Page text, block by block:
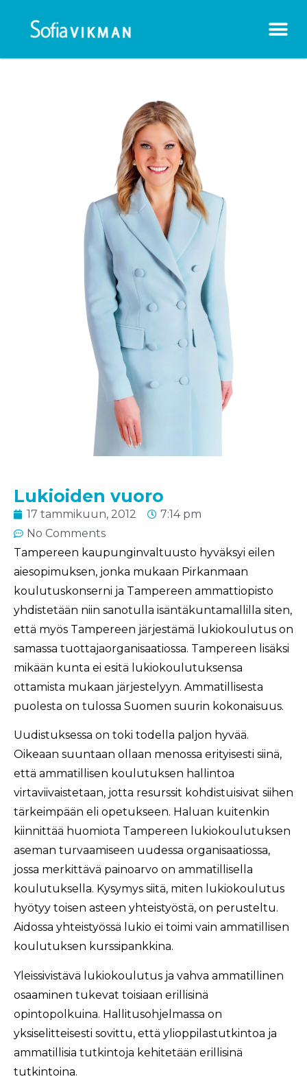
Lukioiden vuoro
17 tammikuun, 2012
7:14 pm
No Comments
Tampereen kaupunginvaltuusto hyväksyi eilen
aiesopimuksen, jonka mukaan Pirkanmaan
koulutuskonserni ja Tampereen ammattiopisto
yhdistetään niin sanotulla isäntäkuntamallilla siten,
että myös Tampereen järjestämä lukiokoulutus on
samassa tuottajaorganisaatiossa. Tampereen lisäksi
mikään kunta ei esitä lukiokoulutuksensa
ottamista mukaan järjestelyyn. Ammatillisesta
puolesta on tulossa Suomen suurin kokonaisuus.
Uudistuksessa on toki todella paljon hyvää.
Oikeaan suuntaan ollaan menossa erityisesti siinä,
että ammatillisen koulutuksen hallintoa
virtaviivaistetaan, jotta resurssit kohdistuisivat siihen
tärkeimpään eli opetukseen. Haluan kuitenkin
kiinnittää huomiota Tampereen lukiokoulutuksen
aseman turvaamiseen uudessa organisaatiossa,
jossa merkittävä painoarvo on ammatillisella
koulutuksella. Kysymys siitä, miten lukiokoulutus
hyötyy toisen asteen yhteistyöstä, on perusteltu.
Aidossa yhteistyössä lukio ei toimi vain ammatillisen
koulutuksen kurssipankkina.
Yleissivistävä lukiokoulutus ja vahva ammatillinen
osaaminen tukevat toisiaan erillisinä
opintopolkuina. Hallitusohjelmassa on
yksiselitteisesti sovittu, että ylioppilastutkintoa ja
ammatillisia tutkintoja kehitetään erillisinä
tutkintoina.